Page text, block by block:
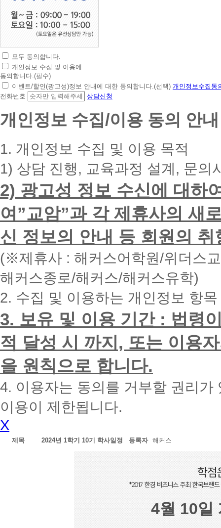
초
간
편
상
담
청
대
폰
입
력
시
면
빠
른
간
내
에
화
드
리
겠
습
니
다.
모두 동의합니다.
개인정보 수집 및 이용에
동의합니다.(필수)
이벤트/할인(광고성)정보 안내에 대한 동의합니다.(선택) 개인정보수집동
전화번호
상담신청
개인정보 수집/이용 동의 안내
1. 개인정보 수집 및 이용 목적
1) 상담 진행, 교육과정 설계, 문의
2) 광고성 정보 수신에 대하
여”교암”과 각 제휴사의 새
신 정보의 안내 등 회원의
(※제휴사 : 해커스어학원/위더스
해커스종로/해커스/해커스유학)
2. 수집 및 이용하는 개인정보 항
3. 보유 및 이용 기간 : 법령
적 달성 시 까지, 또는 이용
을 원칙으로 합니다.
4. 이용자는 동의를 거부할 권리
이용이 제한됩니다.
X
제목 2024년 1학기 10기 학사일정 등록자 해커스